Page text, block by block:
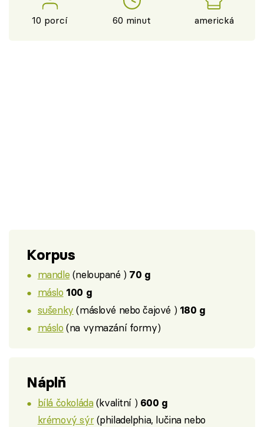
10 porcí 60 minut americká
Korpus
mandle (neloupané ) 70 g
máslo 100 g
sušenky (máslové nebo čajové ) 180 g
máslo (na vymazání formy)
Náplň
bílá čokoláda(kvalitní ) 600 g
krémový sýr(philadelphia, lučina nebo